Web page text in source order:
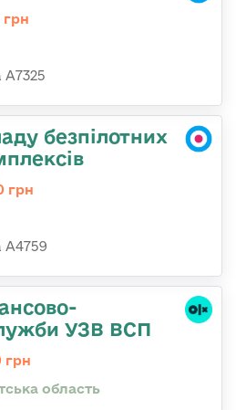
грн
А7325
безпілотних
грн
А4759
УЗВ ВСП
грн
область